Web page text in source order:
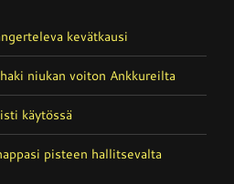
kevätkausi
niukan voiton Ankkureilta
käytössä
pisteen hallitsevalta